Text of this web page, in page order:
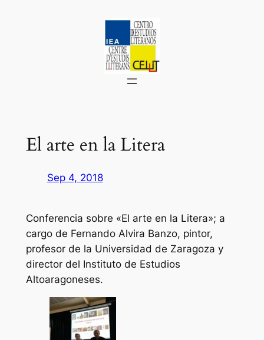
El arte en la Litera
Sep 4, 2018
Conferencia sobre «El arte en la Litera»; a
cargo de Fernando Alvira Banzo, pintor,
profesor de la Universidad de Zaragoza y
director del Instituto de Estudios
Altoaragoneses.